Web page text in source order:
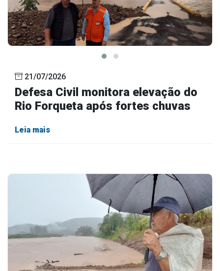
21/07/2026
Defesa Civil monitora elevação do
Rio Forqueta após fortes chuvas
Leia mais